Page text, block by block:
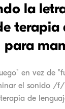
la
terapia
para
en vez de
el sonido /f/
de